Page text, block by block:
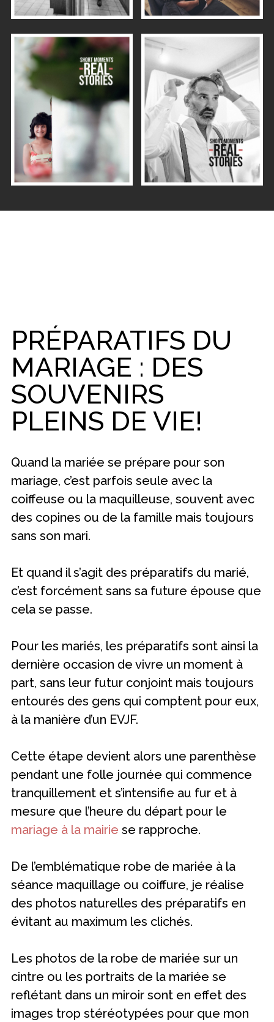
PRÉPARATIFS DU
MARIAGE : DES
SOUVENIRS
PLEINS DE VIE!
Quand la mariée se prépare pour son
mariage, c’est parfois seule avec la
coiffeuse ou la maquilleuse, souvent avec
des copines ou de la famille mais toujours
sans son mari.
Et quand il s’agit des préparatifs du marié,
c’est forcément sans sa future épouse que
cela se passe.
Pour les mariés, les préparatifs sont ainsi la
dernière occasion de vivre un moment à
part, sans leur futur conjoint mais toujours
entourés des gens qui comptent pour eux,
à la manière d’un EVJF.
Cette étape devient alors une parenthèse
pendant une folle journée qui commence
tranquillement et s’intensifie au fur et à
mesure que l’heure du départ pour le
mariage à la mairie se rapproche.
De l’emblématique robe de mariée à la
séance maquillage ou coiffure, je réalise
des photos naturelles des préparatifs en
évitant au maximum les clichés.
Les photos de la robe de mariée sur un
cintre ou les portraits de la mariée se
reflétant dans un miroir sont en effet des
images trop stéréotypées pour que mon